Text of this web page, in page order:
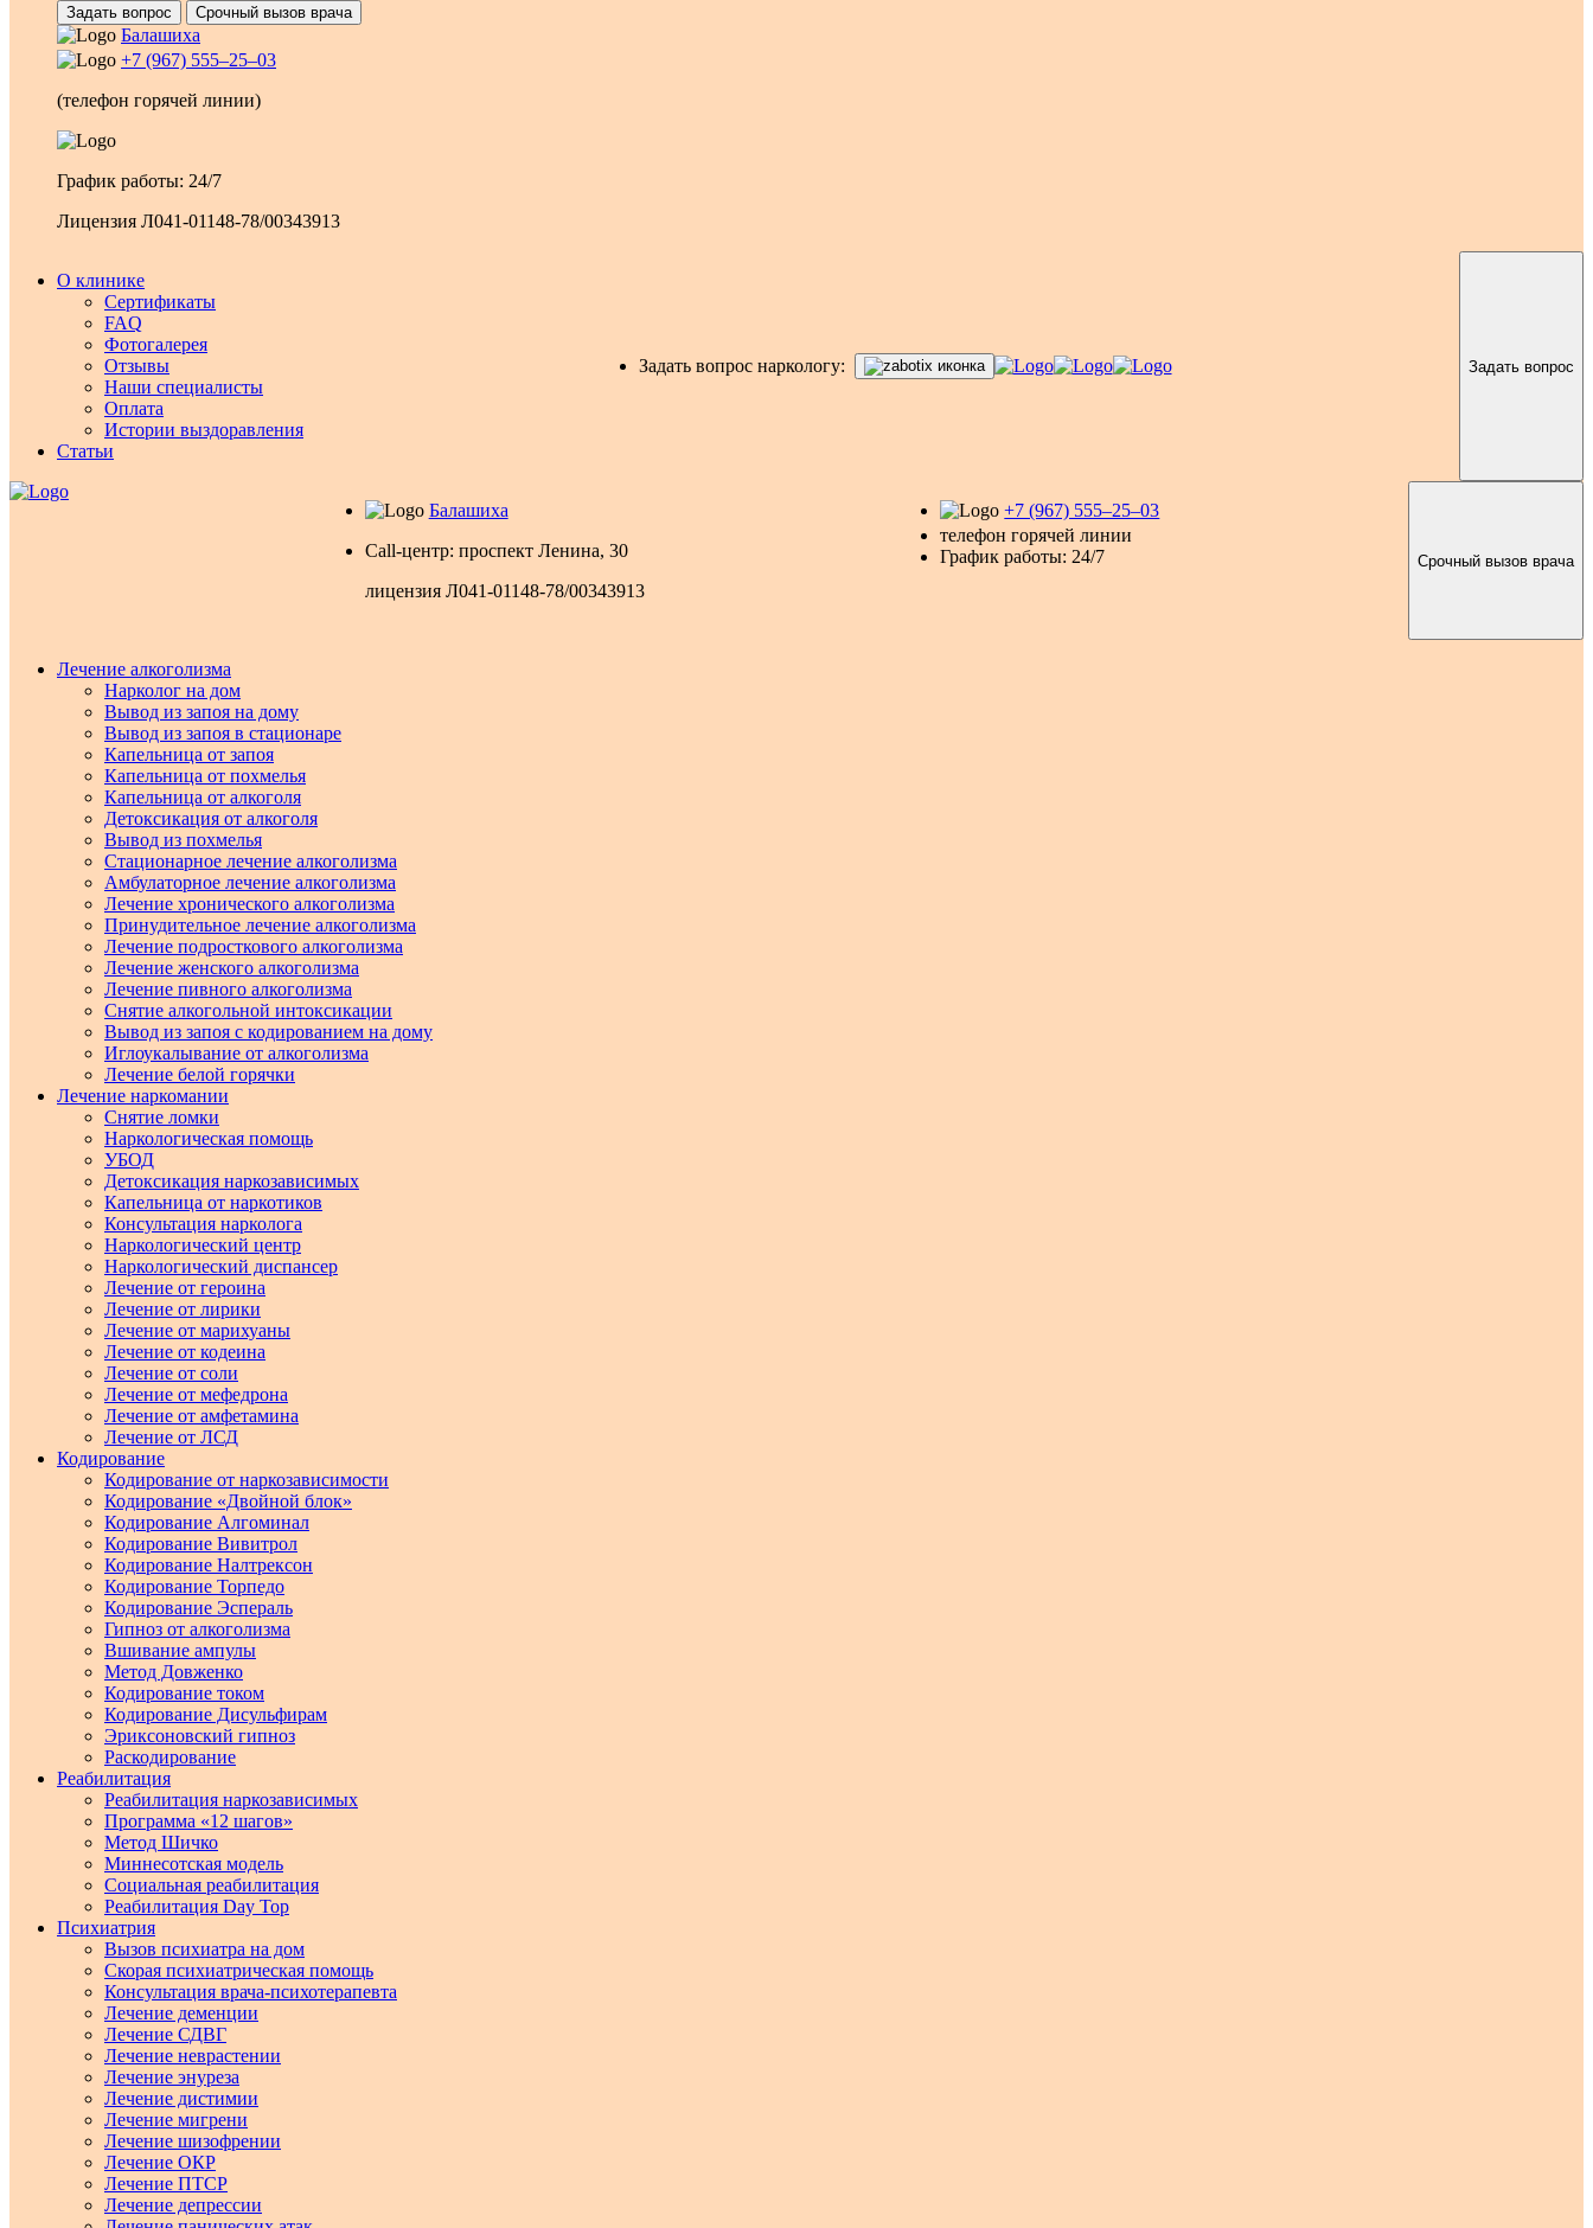
Задать вопрос Срочный вызов врача
Балашиха
+7 (967) 555–25–03
(телефон горячей линии)
График работы: 24/7
Лицензия Л041-01148-78/00343913
О клинике
Сертификаты
FAQ
Фотогалерея
Отзывы
Наши специалисты
Оплата
Истории выздоравления
Статьи
Задать вопрос наркологу: Задать вопрос
Балашиха
Call-центр: проспект Ленина, 30
лицензия Л041-01148-78/00343913
+7 (967) 555–25–03
телефон горячей линии
График работы: 24/7
Срочный вызов врача
Лечение алкоголизма
Нарколог на дом
Вывод из запоя на дому
Вывод из запоя в стационаре
Капельница от запоя
Капельница от похмелья
Капельница от алкоголя
Детоксикация от алкоголя
Вывод из похмелья
Стационарное лечение алкоголизма
Амбулаторное лечение алкоголизма
Лечение хронического алкоголизма
Принудительное лечение алкоголизма
Лечение подросткового алкоголизма
Лечение женского алкоголизма
Лечение пивного алкоголизма
Снятие алкогольной интоксикации
Вывод из запоя с кодированием на дому
Иглоукалывание от алкоголизма
Лечение белой горячки
Лечение наркомании
Снятие ломки
Наркологическая помощь
УБОД
Детоксикация наркозависимых
Капельница от наркотиков
Консультация нарколога
Наркологический центр
Наркологический диспансер
Лечение от героина
Лечение от лирики
Лечение от марихуаны
Лечение от кодеина
Лечение от соли
Лечение от мефедрона
Лечение от амфетамина
Лечение от ЛСД
Кодирование
Кодирование от наркозависимости
Кодирование «Двойной блок»
Кодирование Алгоминал
Кодирование Вивитрол
Кодирование Налтрексон
Кодирование Торпедо
Кодирование Эспераль
Гипноз от алкоголизма
Вшивание ампулы
Метод Довженко
Кодирование током
Кодирование Дисульфирам
Эриксоновский гипноз
Раскодирование
Реабилитация
Реабилитация наркозависимых
Программа «12 шагов»
Метод Шичко
Миннесотская модель
Социальная реабилитация
Реабилитация Day Top
Психиатрия
Вызов психиатра на дом
Скорая психиатрическая помощь
Консультация врача-психотерапевта
Лечение деменции
Лечение СДВГ
Лечение неврастении
Лечение энуреза
Лечение дистимии
Лечение мигрени
Лечение шизофрении
Лечение ОКР
Лечение ПТСР
Лечение депрессии